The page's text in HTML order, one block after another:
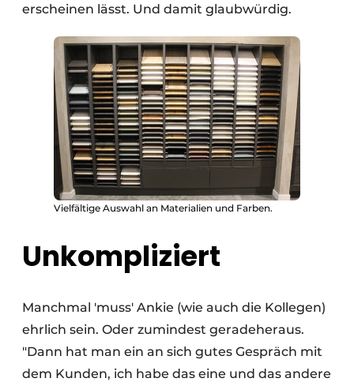
erscheinen lässt. Und damit glaubwürdig.
Vielfältige Auswahl an Materialien und Farben.
Unkompliziert
Manchmal 'muss' Ankie (wie auch die Kollegen)
ehrlich sein. Oder zumindest geradeheraus.
"Dann hat man ein an sich gutes Gespräch mit
dem Kunden, ich habe das eine und das andere